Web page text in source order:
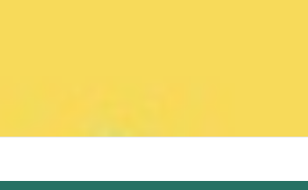
u osób na diecie wegetariańskiej lub wegańskiej?